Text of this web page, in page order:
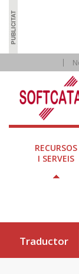
RECURSOS
I SERVEIS
Traductor